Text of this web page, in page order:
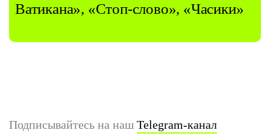
Ватикана», «Стоп-слово», «Часики»
Подписывайтесь на наш Telegram-канал